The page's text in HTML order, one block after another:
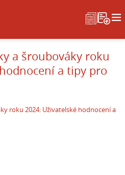
a šroubováky roku
a tipy pro
roku 2024: Uživatelské hodnocení a